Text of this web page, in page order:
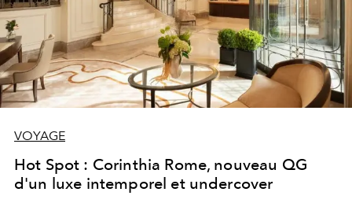
VOYAGE
Hot Spot : Corinthia Rome, nouveau QG
d'un luxe intemporel et undercover